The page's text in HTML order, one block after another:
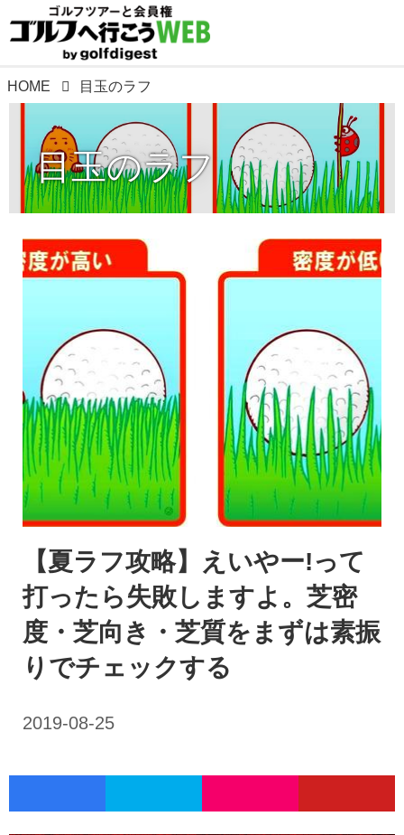
HOME 目玉のラフ
目玉のラフ
【夏ラフ攻略】えいやー!って
打ったら失敗しますよ。芝密
度・芝向き・芝質をまずは素振
りでチェックする